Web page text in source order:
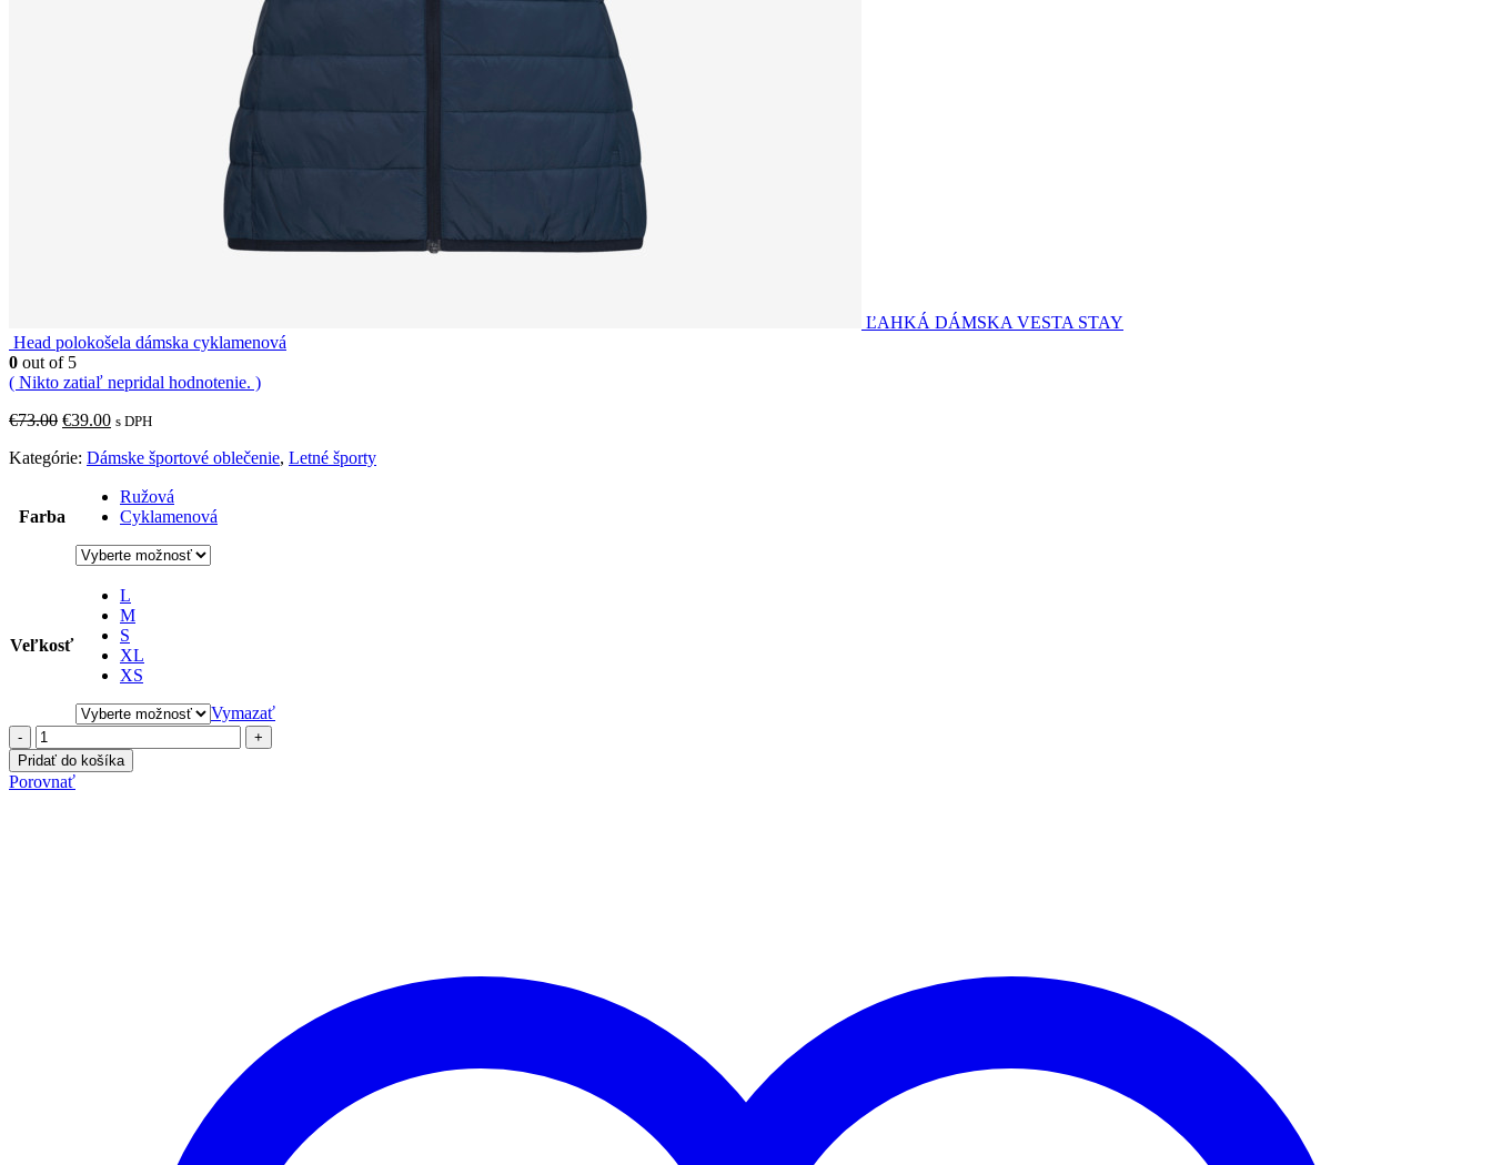
ĽAHKÁ DÁMSKA VESTA STAY
Head polokošela dámska cyklamenová
0 out of 5
( Nikto zatiaľ nepridal hodnotenie. )
€73.00 Pôvodná
bola:
€39.00Aktuálna
je:
s DPH
Kategórie: Dámske športové oblečenie, Letné športy
Farba
Ružová
Cyklamenová
Veľkosť
L
M
S
XL
XS
Vymazať
-
+
Pridať do košíka
Porovnať